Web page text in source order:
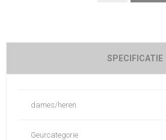
SPECIFICATIE
dames/heren
Geurcategorie